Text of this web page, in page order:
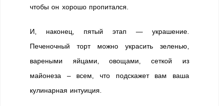
чтобы он хорошо пропитался.
И, наконец, пятый этап — украшение.
Печеночный торт можно украсить зеленью,
вареными яйцами, овощами, сеткой из
майонеза – всем, что подскажет вам ваша
кулинарная интуиция.